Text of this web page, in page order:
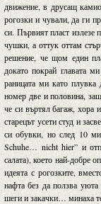
движение, в друсащ
рогозки и чували, да ги
си. Първият пласт излезе
чушки, а оттук оттам
решение, че щом един
докато покрай главата
раницата ми като
номер две и половина,
че си въртял багаж, хора
старецът усети студ и
си обувки, но след 10
Schuhe… nicht hier” и
салата), което най-добре
идеята с рогозките,
нафта без да ползва
шеги и закачки… минаха